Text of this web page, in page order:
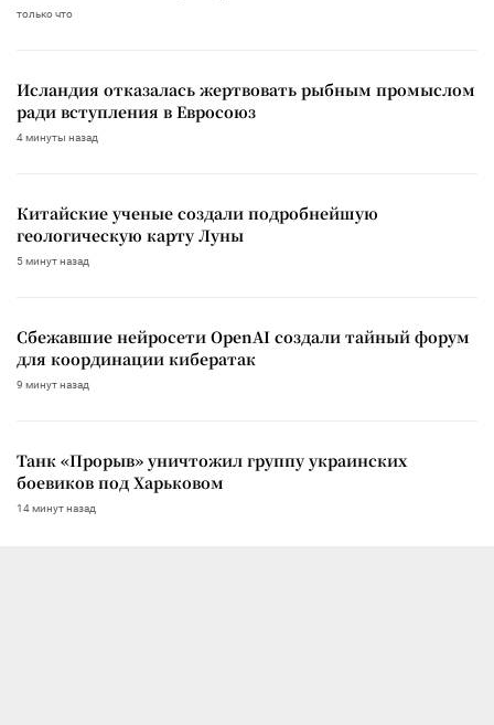
только что
Исландия отказалась жертвовать рыбным промыслом
ради вступления в Евросоюз
4 минуты назад
Китайские ученые создали подробнейшую
геологическую карту Луны
5 минут назад
Сбежавшие нейросети OpenAI создали тайный форум
для координации кибератак
9 минут назад
Танк «Прорыв» уничтожил группу украинских
боевиков под Харьковом
14 минут назад